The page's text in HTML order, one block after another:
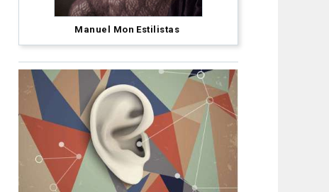
David
Barron
Manuel Mon Estilistas